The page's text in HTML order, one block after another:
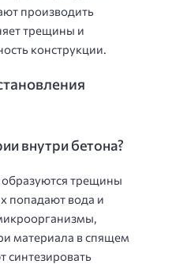
производить
трещины и
конструкции.
внутри бетона?
образуются трещины
попадают вода и
материала в спящем
синтезировать